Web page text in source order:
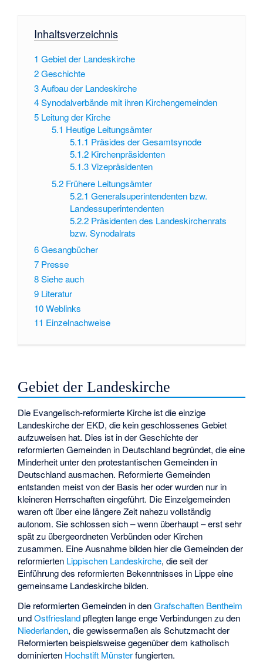
Inhaltsverzeichnis
1 Gebiet der Landeskirche
2Geschichte
3Aufbau der Landeskirche
4Synodalverbände mit ihren Kirchengemeinden
5 Leitung der Kirche
5.1 Heutige Leitungsämter
5.1.1 Präsides der Gesamtsynode
5.1.2 Kirchenpräsidenten
5.1.3 Vizepräsidenten
5.2 Frühere Leitungsämter
5.2.1 Generalsuperintendenten bzw.
Landessuperintendenten
5.2.2 Präsidenten des Landeskirchenrats
bzw. Synodalrats
6Gesangbücher
7 Presse
8Siehe auch
9 Literatur
10Weblinks
11 Einzelnachweise
Gebiet der Landeskirche
Die Evangelisch-reformierte Kirche ist die einzige
Landeskirche der EKD, die kein geschlossenes Gebiet
aufzuweisen hat. Dies ist in der Geschichte der
reformierten Gemeinden in Deutschland begründet, die eine
Minderheit unter den protestantischen Gemeinden in
Deutschland ausmachen. Reformierte Gemeinden
entstanden meist von der Basis her oder wurden nur in
kleineren Herrschaften eingeführt. Die Einzelgemeinden
waren oft über eine längere Zeit nahezu vollständig
autonom. Sie schlossen sich – wenn überhaupt – erst sehr
spät zu übergeordneten Verbünden oder Kirchen
zusammen. Eine Ausnahme bilden hier die Gemeinden der
reformierten Lippischen Landeskirche, die seit der
Einführung des reformierten Bekenntnisses in Lippe eine
gemeinsame Landeskirche bilden.
Die reformierten Gemeinden in denGrafschaften Bentheim
undOstfrieslandpflegten lange enge Verbindungen zu den
Niederlanden, die gewissermaßen als Schutzmacht der
Reformierten beispielsweise gegenüber dem katholisch
dominierten Hochstift Münsterfungierten.